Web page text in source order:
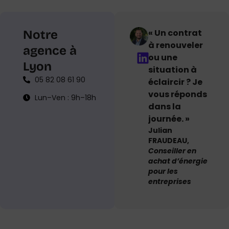
Notre
agence à
Lyon
05 82 08 61 90
Lun–Ven : 9h–18h
« Un contrat
à renouveler
ou une
situation à
éclaircir ? Je
vous réponds
dans la
journée. »
Julian
FRAUDEAU,
Conseiller en
achat d’énergie
pour les
entreprises